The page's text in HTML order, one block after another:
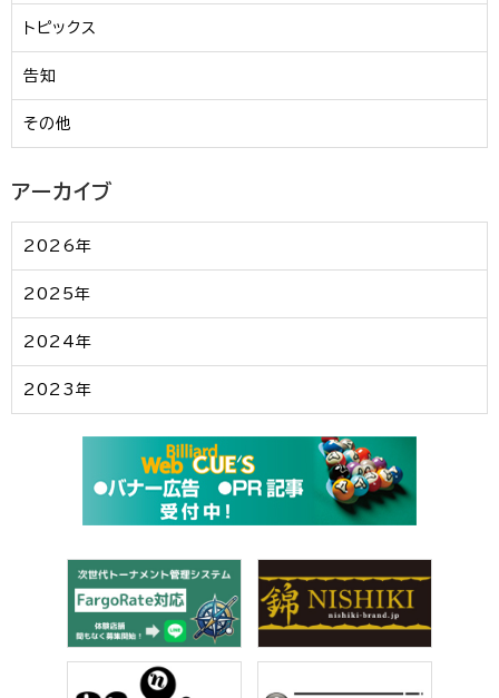
トピックス
告知
その他
アーカイブ
2026年
2025年
2024年
2023年